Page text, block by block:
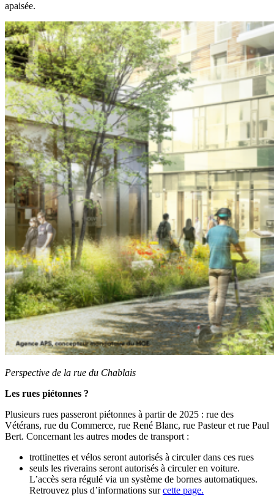
apaisée.
Perspective de la rue du Chablais
Les rues piétonnes ?
Plusieurs rues passeront piétonnes à partir de 2025 : rue des
Vétérans, rue du Commerce, rue René Blanc, rue Pasteur et rue Paul
Bert. Concernant les autres modes de transport :
trottinettes et vélos seront autorisés à circuler dans ces rues
seuls les riverains seront autorisés à circuler en voiture.
L’accès sera régulé via un système de bornes automatiques.
Retrouvez plus d’informations surcette page.